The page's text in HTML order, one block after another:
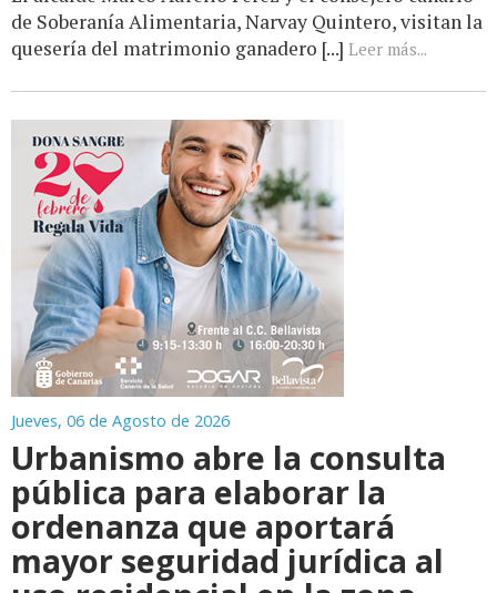
de Soberanía Alimentaria, Narvay Quintero, visitan la
quesería del matrimonio ganadero [...] Leer más...
Jueves, 06 de Agosto de 2026
Urbanismo abre la consulta
pública para elaborar la
ordenanza que aportará
mayor seguridad jurídica al